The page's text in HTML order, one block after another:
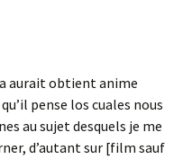
aurait obtient anime
pense los cuales nous
au sujet desquels je me
d’autant sur [film sauf